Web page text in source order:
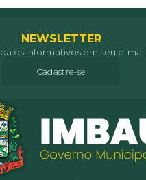
NEWSLETTER
os informativos em seu e-mail
Cadastre-se